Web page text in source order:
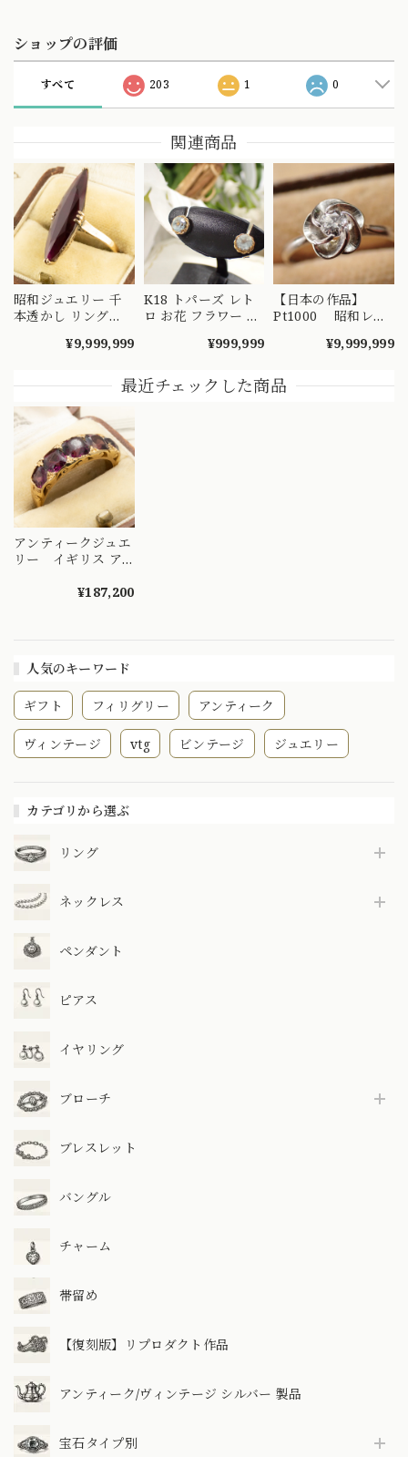
人気のキーワード
ギフト フィリグリー アンティーク
ヴィンテージ vtg ビンテージ ジュエリー
カテゴリから選ぶ
リング
ネックレス
ペンダント
ピアス
イヤリング
ブローチ
ブレスレット
バングル
チャーム
帯留め
【復刻版】リプロダクト作品
アンティーク/ヴィンテージ シルバー 製品
宝石タイプ別
ショップの評価
すべて 203 1 0
関連商品
昭和ジュエリー 千
本透かし リング
昭和レトロ 陽刻 赤
指輪 MOR00549
¥9,999,999
K18 トパーズ レト
ロ お花 フラワー シ
アス MOE00047
¥999,999
【日本の作品】
Pt1000 昭和レト
リング 捻り梅
り 吉祥文様 ～
楚々とした可憐な華
¥9,999,999
最近チェックした商品
アンティークジュエ
リー イギリス ア
デザイン リング
¥187,200